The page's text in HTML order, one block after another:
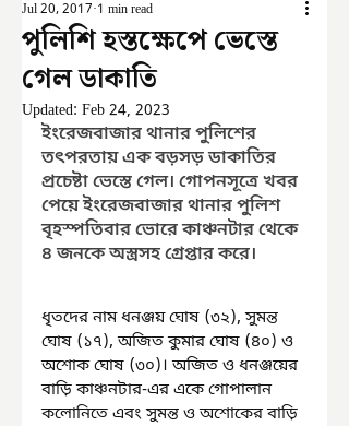
পুলিশি হস্তক্ষেপে ভেস্তে
গেল ডাকাতি
Jul 20, 2017 1 min read
Updated: Feb 24, 2023
ইংরেজবাজার থানার পুলিশের
তৎপরতায় এক বড়সড় ডাকাতির
প্রচেষ্টা ভেস্তে গেল। গোপনসূত্রে খবর
পেয়ে ইংরেজবাজার থানার পুলিশ
বৃহস্পতিবার ভোরে কাঞ্চনটার থেকে
৪ জনকে অস্ত্রসহ গ্রেপ্তার করে।
ধৃতদের নাম ধনঞ্জয় ঘোষ (৩২), সুমন্ত
ঘোষ (১৭), অজিত কুমার ঘোষ (৪০) ও
অশোক ঘোষ (৩০)। অজিত ও ধনঞ্জয়ের
বাড়ি কাঞ্চনটার-এর একে গোপালান
কলোনিতে এবং সুমন্ত ও অশোকের বাড়ি